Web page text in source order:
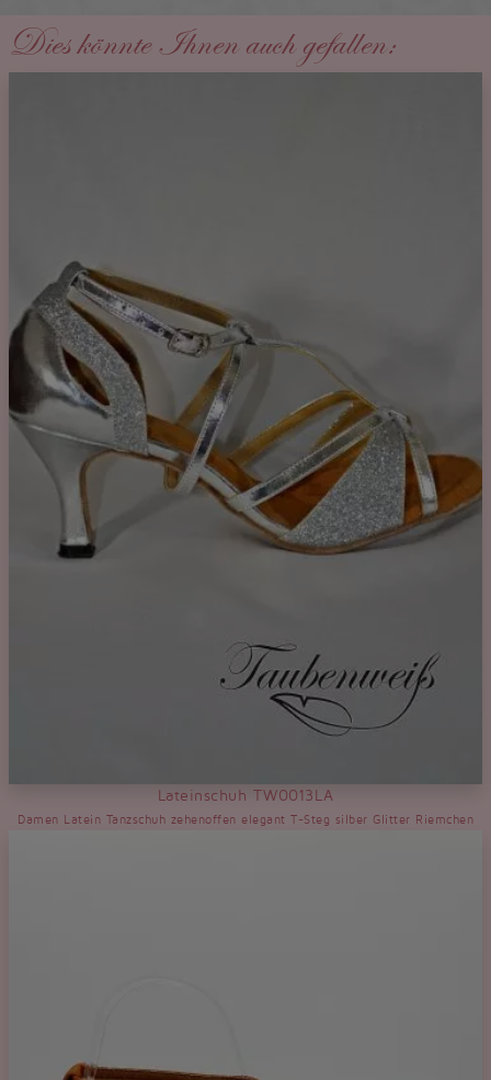
Dies könnte Ihnen auch gefallen:
Lateinschuh TW0013LA
Damen Latein Tanzschuh zehenoffen elegant T-Steg silber Glitter Riemchen